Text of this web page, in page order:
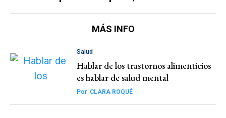
MÁS INFO
Salud
Hablar de los trastornos alimenticios
es hablar de salud mental
Por CLARA ROQUÉ